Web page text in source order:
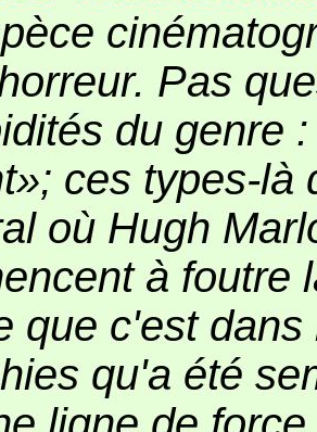
Pas
du genre
ces types-là
où Hugh
à foutre
que c'est
qu'a été